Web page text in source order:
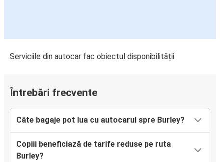
Serviciile din autocar fac obiectul disponibilității
Întrebări frecvente
Câte bagaje pot lua cu autocarul spre Burley?
Copiii beneficiază de tarife reduse pe ruta
Burley?